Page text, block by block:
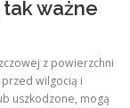
ważne
z powierzchni
przed wilgocią i
uszkodzone, mogą